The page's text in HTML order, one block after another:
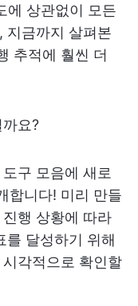
에 상관없이 모든
지금까지 살펴본
추적에 훨씬 더
요?
구 모음에 새로
합니다! 미리 만들
행 상황에 따라
를 달성하기 위해
각적으로 확인할